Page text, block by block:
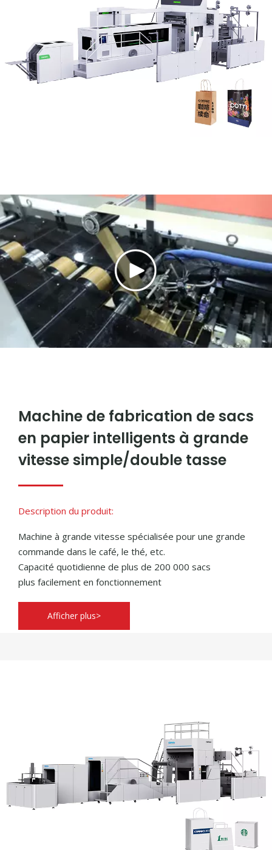
Machine de fabrication de sacs
en papier intelligents à grande
vitesse simple/double tasse
Description du produit:
Machine à grande vitesse spécialisée pour une grande
commande dans le café, le thé, etc.
Capacité quotidienne de plus de 200 000 sacs
plus facilement en fonctionnement
Afficher plus>